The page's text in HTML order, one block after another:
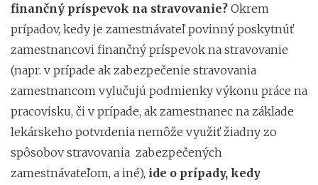
finančný príspevok na stravovanie? Okrem
prípadov, kedy je zamestnávateľ povinný poskytnúť
zamestnancovi finančný príspevok na stravovanie
(napr. v prípade ak zabezpečenie stravovania
zamestnancom vylučujú podmienky výkonu práce na
pracovisku, či v prípade, ak zamestnanec na základe
lekárskeho potvrdenia nemôže využiť žiadny zo
spôsobov stravovania zabezpečených
zamestnávateľom, a iné), ide o prípady, kedy